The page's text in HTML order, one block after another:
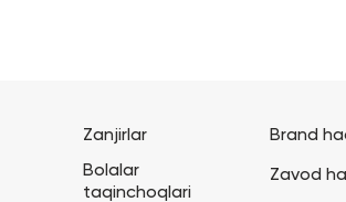
Zanjirlar
Bolalar
taqinchoqlari
Brand
Zavod